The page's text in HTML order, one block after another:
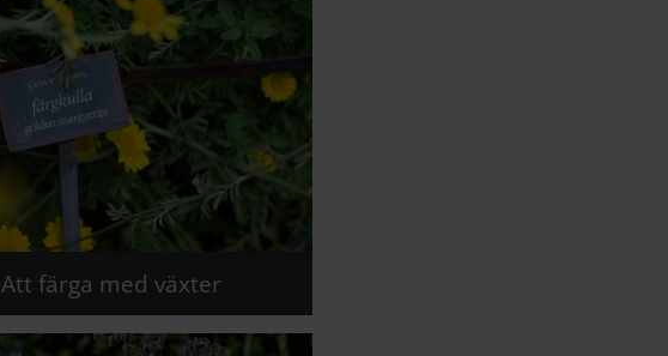
Att färga med växter